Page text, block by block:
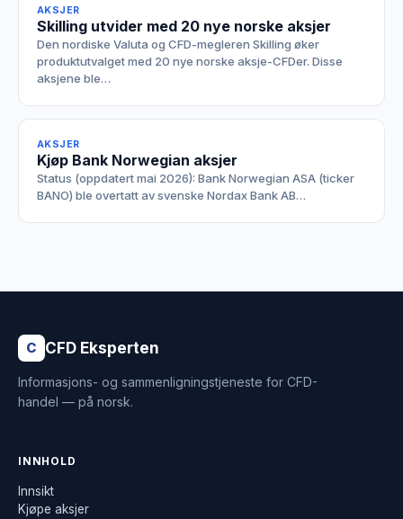
AKSJER
Skilling utvider med 20 nye norske aksjer
Den nordiske Valuta og CFD-megleren Skilling øker
produktutvalget med 20 nye norske aksje-CFDer. Disse
aksjene ble…
AKSJER
Kjøp Bank Norwegian aksjer
Status (oppdatert mai 2026): Bank Norwegian ASA (ticker
BANO) ble overtatt av svenske Nordax Bank AB…
C CFD Eksperten
Informasjons- og sammenligningstjeneste for CFD-
handel — på norsk.
INNHOLD
Innsikt
Kjøpe aksjer